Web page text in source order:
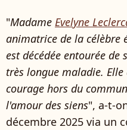
"Madame Evelyne
animatrice de la célèbre
est décédée entourée
très longue maladie.
courage hors du
l'amour des siens", a-t-
décembre 2025 via un